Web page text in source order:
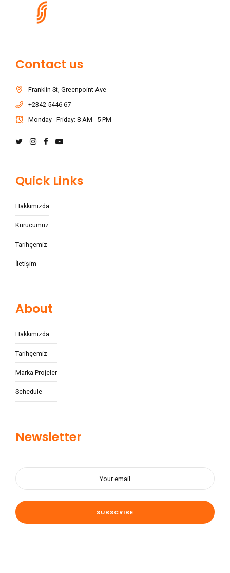
Contact us
Franklin St, Greenpoint Ave
+2342 5446 67
Monday - Friday: 8 AM - 5 PM
Quick Links
Hakkımızda
Kurucumuz
Tarihçemiz
İletişim
About
Hakkımızda
Tarihçemiz
Marka Projeler
Schedule
Newsletter